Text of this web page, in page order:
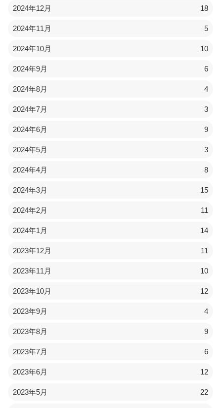
2024年12月 18
2024年11月 5
2024年10月 10
2024年9月 6
2024年8月 4
2024年7月 3
2024年6月 9
2024年5月 3
2024年4月 8
2024年3月 15
2024年2月 11
2024年1月 14
2023年12月 11
2023年11月 10
2023年10月 12
2023年9月 4
2023年8月 9
2023年7月 6
2023年6月 12
2023年5月 22